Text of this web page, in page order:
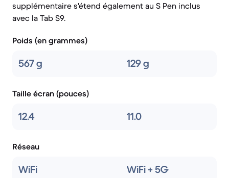
supplémentaire s'étend également au S Pen inclus
avec la Tab S9.
Poids (en grammes)
567 g 129 g
Taille écran (pouces)
12.4 11.0
Réseau
WiFi WiFi + 5G